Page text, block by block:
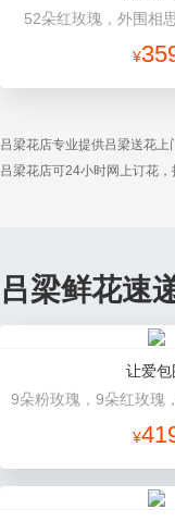
52朵红玫瑰，外围相
¥
吕梁花店专业提供吕梁送花
吕梁花店可24小时网上订花，
吕梁鲜花速
让爱包
¥